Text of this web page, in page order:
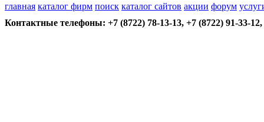
главная каталог фирм поиск каталог сайтов акции форум
Контактные телефоны: +7 (8722) 78-13-13, +7 (8722) 91-33-